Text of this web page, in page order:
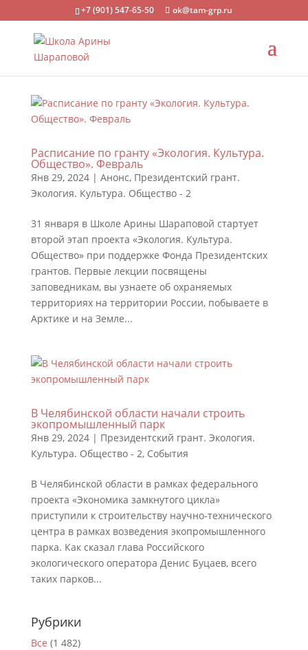
+7 (901) 547-65-50 ok@tam-grp.ru
Расписание по гранту «Экология. Культура.
Общество». Февраль
Янв 29, 2024| Анонс, Президентский грант.
Экология. Культура. Общество - 2
31 января в Школе Арины Шараповой стартует
второй этап проекта «Экология. Культура.
Общество» при поддержке Фонда Президентских
грантов. Первые лекции посвящены
заповедникам, вы узнаете об охраняемых
территориях на территории России, побываете в
Арктике и на Земле...
В Челябинской области начали строить
экопромышленный парк
Янв 29, 2024| Президентский грант. Экология.
Культура. Общество - 2, События
В Челябинской области в рамках федерального
проекта «Экономика замкнутого цикла»
приступили к строительству научно-технического
центра в рамках возведения экопромышленного
парка. Как сказал глава Российского
экологического оператора Денис Буцаев, всего
таких парков...
Рубрики
Все (1 482)